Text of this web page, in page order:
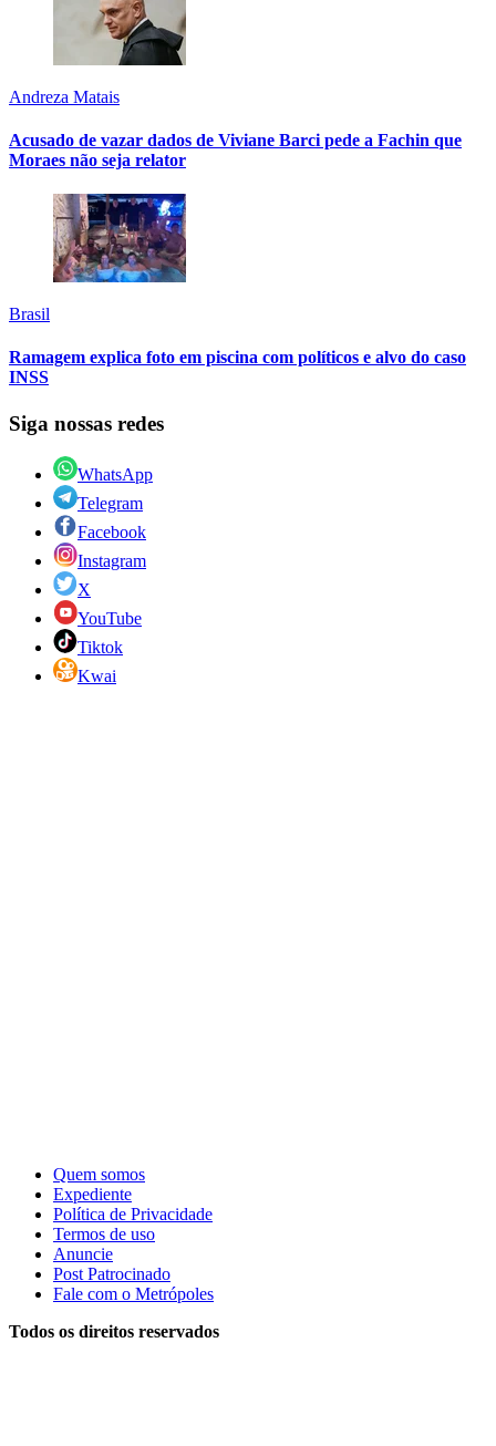
Andreza Matais
Acusado de vazar dados de Viviane Barci pede a Fachin que
Moraes não seja relator
Brasil
Ramagem explica foto em piscina com políticos e alvo do caso
INSS
Siga nossas redes
WhatsApp
Telegram
Facebook
Instagram
X
YouTube
Tiktok
Kwai
Quem somos
Expediente
Política de Privacidade
Termos de uso
Anuncie
Post Patrocinado
Fale com o Metrópoles
Todos os direitos reservados